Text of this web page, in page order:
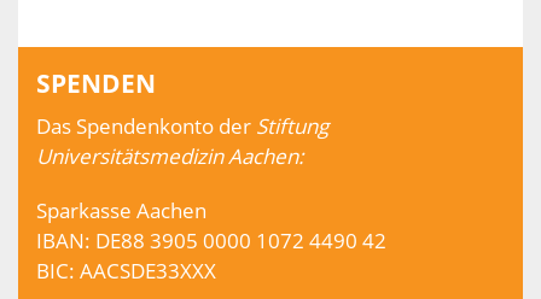
SPENDEN
Das Spendenkonto der Stiftung
Universitätsmedizin Aachen:
Sparkasse Aachen
IBAN: DE88 3905 0000 1072 4490 42
BIC: AACSDE33XXX